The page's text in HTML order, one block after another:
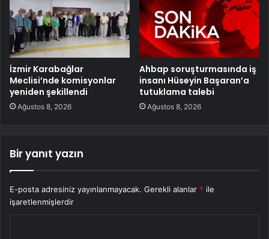
İzmir Karabağlar
Meclisi’nde komisyonlar
yeniden şekillendi
Ağustos 8, 2026
Ahbap soruşturmasında iş
insanı Hüseyin Başaran’a
tutuklama talebi
Ağustos 8, 2026
Bir yanıt yazın
E-posta adresiniz yayınlanmayacak. Gerekli alanlar * ile
işaretlenmişlerdir